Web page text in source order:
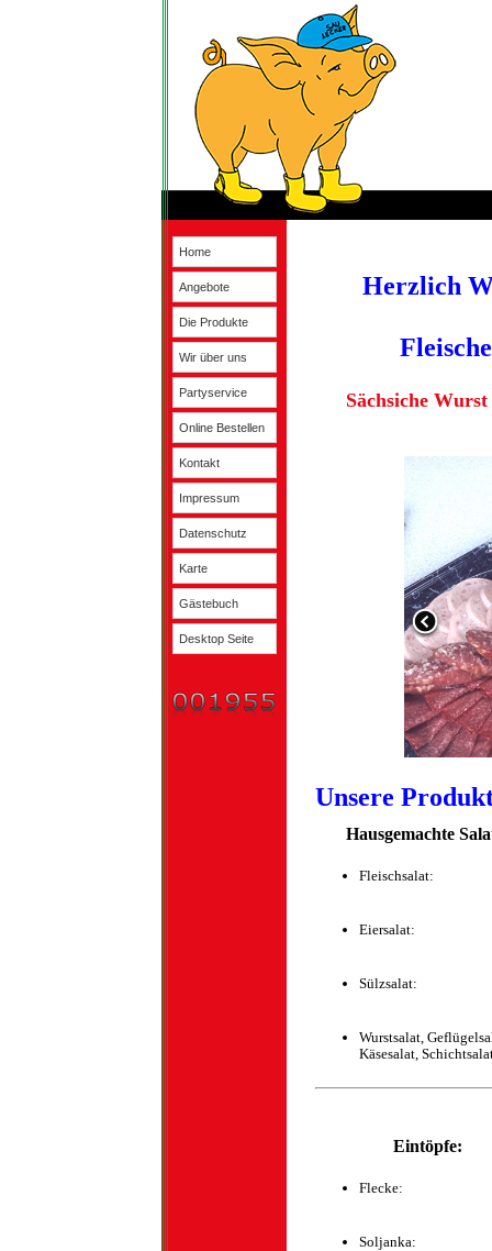
Home
Angebote
Die Produkte
Wir über uns
Partyservice
Online Bestellen
Kontakt
Impressum
Datenschutz
Karte
Gästebuch
Desktop Seite
Herzlich
Sächsiche
Unsere
Hausgemachte
Fleischsalat:
Eiersalat:
Sülzsalat:
Wurstsalat,
Käsesalat,
Eintöpfe:
Flecke:
Soljanka: